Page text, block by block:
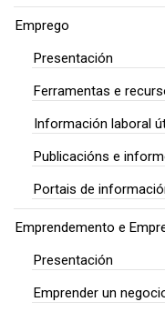
Emprego
Presentación
Ferramentas e
Información laboral
Publicacións e
Portais de
Emprendemento e
Presentación
Emprender un